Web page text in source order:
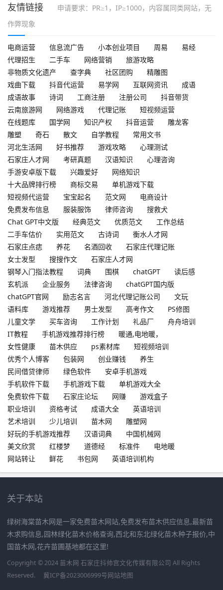
友情链接
申请要求：PR≥1，IP≥1000，内容属同类网站，无
作弊现象
电商运营 信息流广告 小本创业项目 周易
易经
代理招生
二手车 网络营销
旅游攻略
非物质文化遗产
查字典 社区团购
精雕图
戏曲下载
抖音代运营 易学网 互联网资讯
成语
成语故事
诗词 工商注册 注册公司
抖音带货
云南旅游网
网络游戏 代理记账
短视频运营
在线题库
国学网 知识产权 抖音运营
雕龙客
雕塑
奇石 散文 自学教程
常用文书
河北生活网
好书推荐 游戏攻略
心理测试
石家庄人才网
考研真题 汉语知识
心理咨询
手游安卓版下载
兴趣爱好
网络知识
十大品牌排行榜
商标交易
单机游戏下载
短视频代运营
宝宝起名 范文网
电商设计
免费发布信息
服装服饰 律师咨询
搜救犬
Chat GPT中文版
经典范文 优质范文
工作总结
二手车估价
实用范文 古诗词
衡水人才网
石家庄点痣
养花 名酒回收
石家庄代理记账
女士发型
搜搜作文
石家庄人才网
钢琴入门指法教程
词典 围棋 chatGPT
读后感
玄机派
企业服务 法律咨询
chatGPT国内版
chatGPT官网
励志名言 河北代理记账公司
文玩
语料库
游戏推荐 男士发型 高考作文
PS修图
儿童文学
买车咨询 工作计划 礼品厂
舟舟培训
IT教程
手机游戏推荐排行榜
暖通,电地暖，
女性健康
苗木供应 ps素材库
短视频培训
优秀个人博客
包装网 创业赚钱
养生
民间借贷律师
绿色软件
安卓手机游戏
手机软件下载
手机游戏下载
单机游戏大全
免费软件下载
石家庄论坛 网赚
游戏盒子
职业培训
资格考试 成语大全
英语培训
艺术培训
少儿培训 苗木网
雕塑网
好玩的手机游戏推荐
汉语词典
中国机械网
美文欣赏
红楼梦 道德经 标准件
电地暖
网站转让
鲜花 书包网 英语培训机构
关于本站
绿树海棠苗木网是一家免费苗木网站,免费发布苗木供应信息,最新苗
木求购信息,园林绿化苗木价格查询,西北和东北绿化苗木种子报价,中
国苗木网,花卉苗圃基地都在这里!
Copyright © 2024 苗木网 石家庄抖帅宫文化传媒有限公司 All Rights
Reserved.
冀ICP备2023006999号网站地图